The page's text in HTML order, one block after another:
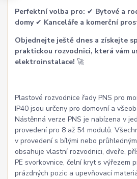
Perfektní volba pro: ✔ Bytové a
domy✔ Kanceláře a komerční
Objednejte ještě dnes a získejte
praktickou rozvodnici, která vám
elektroinstalace! 🚀
Plastové rozvodnice řady PNS pro
IP40 jsou určeny pro domovní a
Nástěnná verze PNS je nabízena v
provedení pro 8 až 54 modulů.
v provedení s bílými nebo
obsahuje vlastní rozvodnici, dveře,
PE svorkovnice, čelní kryt s výřezem
prázdných pozic a upevňovací